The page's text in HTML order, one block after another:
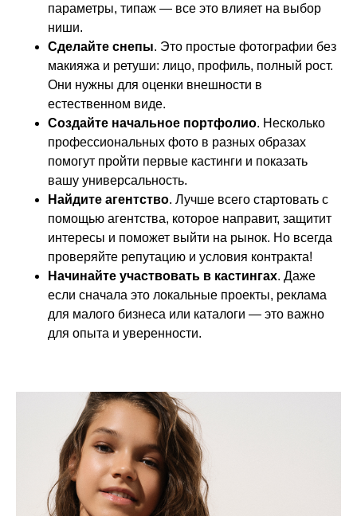
параметры, типаж — все это влияет на выбор
ниши.
Сделайте снепы. Это простые фотографии без
макияжа и ретуши: лицо, профиль, полный рост.
Они нужны для оценки внешности в
естественном виде.
Создайте начальное портфолио. Несколько
профессиональных фото в разных образах
помогут пройти первые кастинги и показать
вашу универсальность.
Найдите агентство. Лучше всего стартовать с
помощью агентства, которое направит, защитит
интересы и поможет выйти на рынок. Но всегда
проверяйте репутацию и условия контракта!
Начинайте участвовать в кастингах. Даже
если сначала это локальные проекты, реклама
для малого бизнеса или каталоги — это важно
для опыта и уверенности.